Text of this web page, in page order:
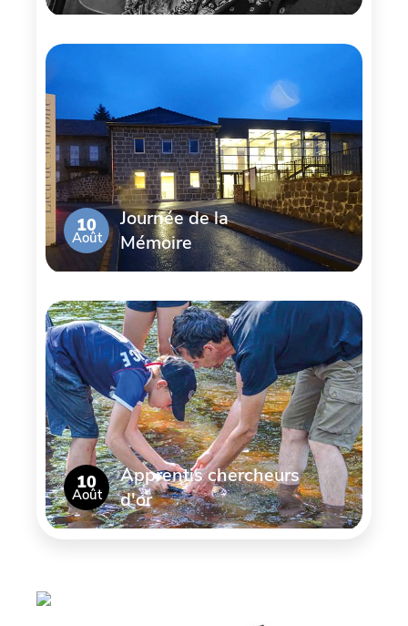
10
Août
Journée de la
Mémoire
10
Août
Apprentis chercheurs
d'or